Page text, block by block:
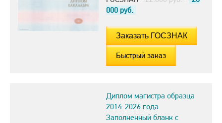
000 руб.
Быстрый заказ
Диплом магистра образца
2014-2026 года
Заполненный бланк с